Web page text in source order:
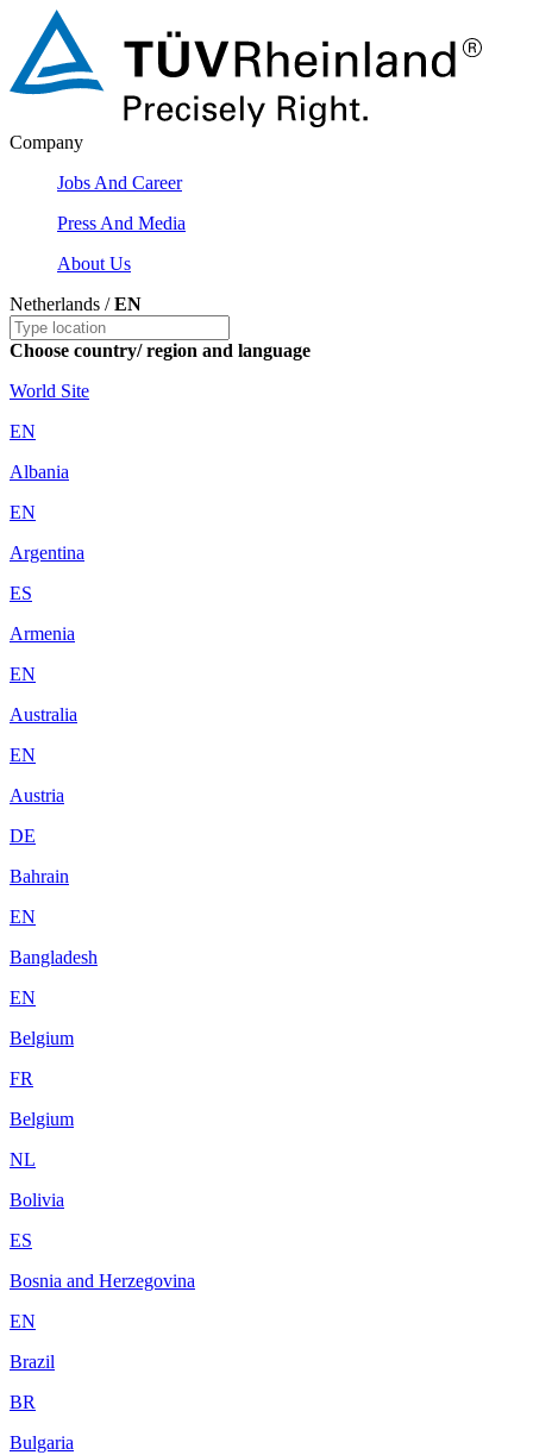
Company
Jobs And Career
Press And Media
About Us
Netherlands /EN
Choose country/ region and language
World Site
EN
Albania
EN
Argentina
ES
Armenia
EN
Australia
EN
Austria
DE
Bahrain
EN
Bangladesh
EN
Belgium
FR
Belgium
NL
Bolivia
ES
Bosnia and Herzegovina
EN
Brazil
BR
Bulgaria